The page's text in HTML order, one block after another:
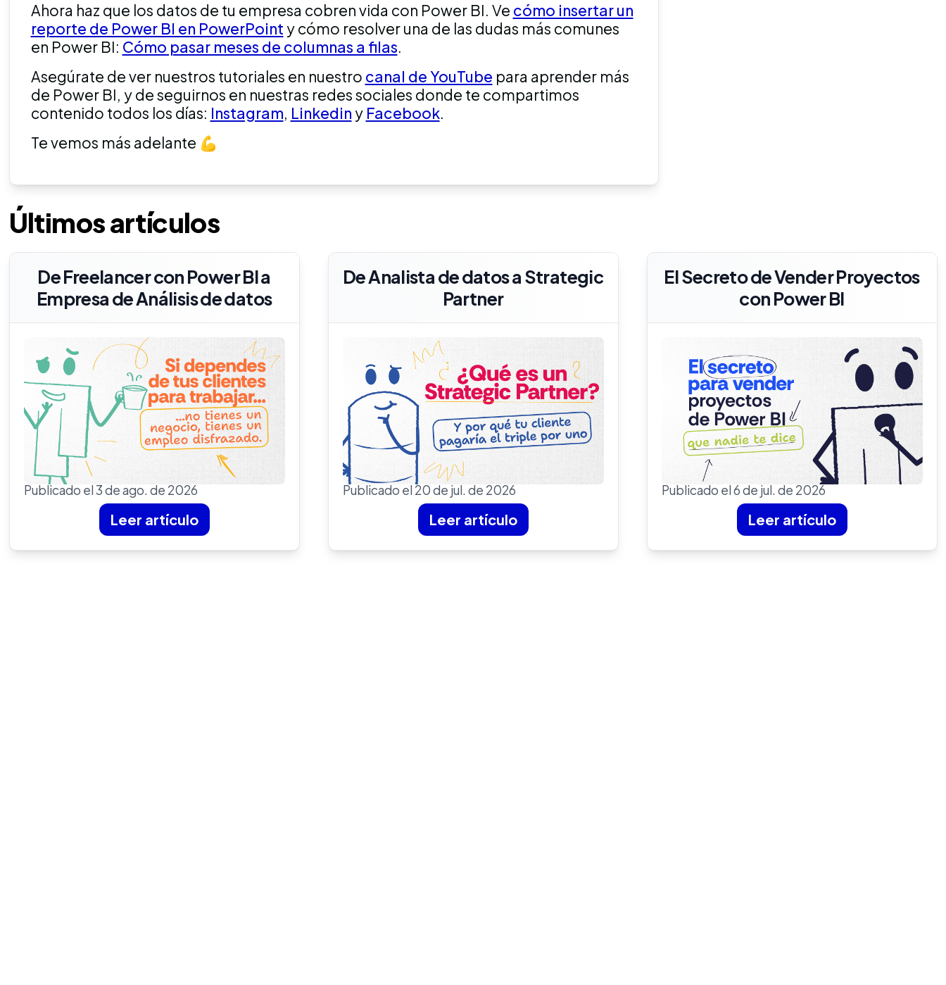
Ahora haz que los datos de tu empresa cobren vida con Power BI. Ve cómo insertar un
reporte de Power BI en PowerPoint y cómo resolver una de las dudas más comunes
en Power BI: Cómo pasar meses de columnas a filas.
Asegúrate de ver nuestros tutoriales en nuestro canal de YouTube para aprender más
de Power BI, y de seguirnos en nuestras redes sociales donde te compartimos
contenido todos los días: Instagram, Linkedin y Facebook.
Te vemos más adelante 💪
Últimos artículos
De Freelancer con Power BI a
Empresa de Análisis de datos
Publicado el 3 de ago. de 2026
Leer artículo
De Analista de datos a Strategic
Partner
Publicado el 20 de jul. de 2026
Leer artículo
El Secreto de Vender Proyectos
con Power BI
Publicado el 6 de jul. de 2026
Leer artículo